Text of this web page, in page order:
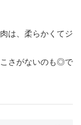
は、柔らかくてジ
さがないのも◎で